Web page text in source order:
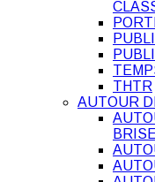
THTR
AUTOUR